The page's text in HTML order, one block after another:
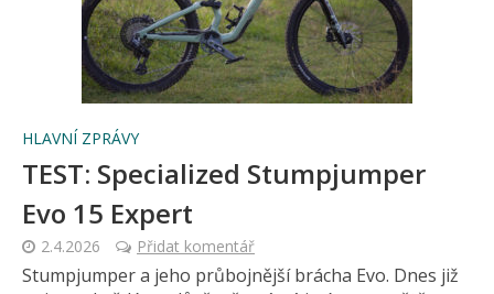
HLAVNÍ ZPRÁVY
TEST: Specialized Stumpjumper
Evo 15 Expert
2.4.2026 Přidat komentář
Stumpjumper a jeho průbojnější brácha Evo. Dnes již